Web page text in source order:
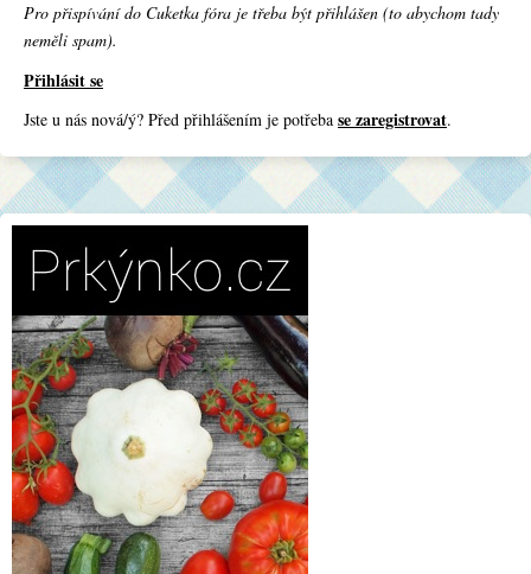
Pro přispívání do Cuketka fóra je třeba být přihlášen (to abychom tady
neměli spam).
Přihlásit se
Jste u nás nová/ý? Před přihlášením je potřeba se zaregistrovat.